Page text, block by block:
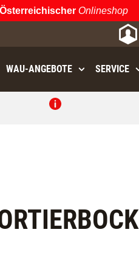
Onlineshop
WAU⁠-⁠ANGEBOTE SERVICE